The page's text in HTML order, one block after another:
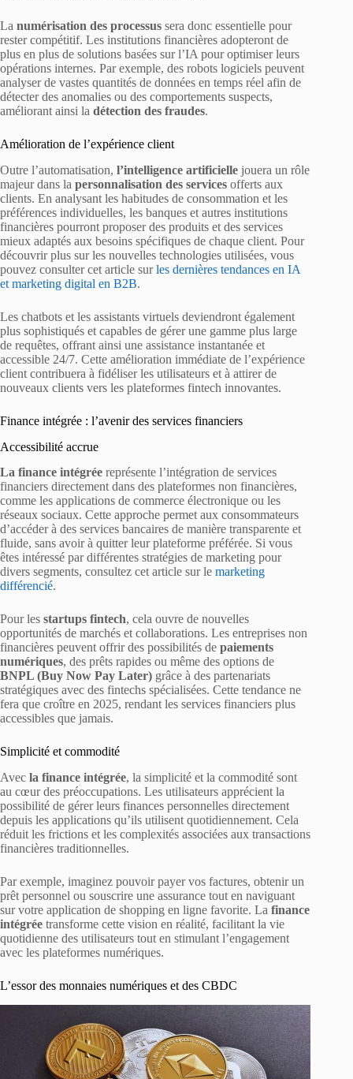
La numérisation des processus sera donc essentielle pour
rester compétitif. Les institutions financières adopteront de
plus en plus de solutions basées sur l’IA pour optimiser leurs
opérations internes. Par exemple, des robots logiciels peuvent
analyser de vastes quantités de données en temps réel afin de
détecter des anomalies ou des comportements suspects,
améliorant ainsi la détection des fraudes.
Amélioration de l’expérience client
Outre l’automatisation, l’intelligence artificielle jouera un rôle
majeur dans la personnalisation des services offerts aux
clients. En analysant les habitudes de consommation et les
préférences individuelles, les banques et autres institutions
financières pourront proposer des produits et des services
mieux adaptés aux besoins spécifiques de chaque client. Pour
découvrir plus sur les nouvelles technologies utilisées, vous
pouvez consulter cet article surles dernières tendances en IA
et marketing digital en B2B.
Les chatbots et les assistants virtuels deviendront également
plus sophistiqués et capables de gérer une gamme plus large
de requêtes, offrant ainsi une assistance instantanée et
accessible 24/7. Cette amélioration immédiate de l’expérience
client contribuera à fidéliser les utilisateurs et à attirer de
nouveaux clients vers les plateformes fintech innovantes.
Finance intégrée : l’avenir des services financiers
Accessibilité accrue
La finance intégrée représente l’intégration de services
financiers directement dans des plateformes non financières,
comme les applications de commerce électronique ou les
réseaux sociaux. Cette approche permet aux consommateurs
d’accéder à des services bancaires de manière transparente et
fluide, sans avoir à quitter leur plateforme préférée. Si vous
êtes intéressé par différentes stratégies de marketing pour
divers segments, consultez cet article sur le marketing
différencié.
Pour les startups fintech, cela ouvre de nouvelles
opportunités de marchés et collaborations. Les entreprises non
financières peuvent offrir des possibilités de paiements
numériques, des prêts rapides ou même des options de
BNPL (Buy Now Pay Later) grâce à des partenariats
stratégiques avec des fintechs spécialisées. Cette tendance ne
fera que croître en 2025, rendant les services financiers plus
accessibles que jamais.
Simplicité et commodité
Avec la finance intégrée, la simplicité et la commodité sont
au cœur des préoccupations. Les utilisateurs apprécient la
possibilité de gérer leurs finances personnelles directement
depuis les applications qu’ils utilisent quotidiennement. Cela
réduit les frictions et les complexités associées aux transactions
financières traditionnelles.
Par exemple, imaginez pouvoir payer vos factures, obtenir un
prêt personnel ou souscrire une assurance tout en naviguant
sur votre application de shopping en ligne favorite. La finance
intégrée transforme cette vision en réalité, facilitant la vie
quotidienne des utilisateurs tout en stimulant l’engagement
avec les plateformes numériques.
L’essor des monnaies numériques et des CBDC